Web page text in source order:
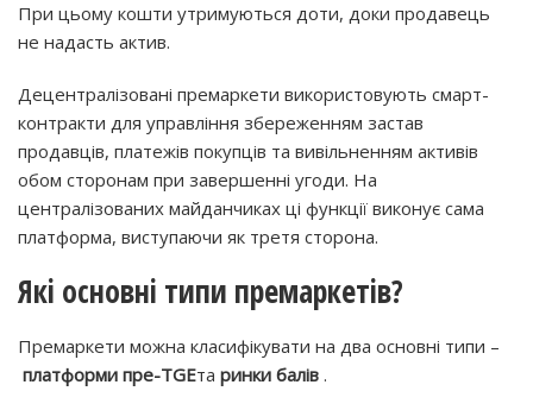
При цьому кошти утримуються доти, доки продавець
не надасть актив.
Децентралізовані премаркети використовують смарт-
контракти для управління збереженням застав
продавців, платежів покупців та вивільненням активів
обом сторонам при завершенні угоди. На
централізованих майданчиках ці функції виконує сама
платформа, виступаючи як третя сторона.
Які основні типи премаркетів?
Премаркети можна класифікувати на два основні типи –
платформи пре-TGEта ринки балів .